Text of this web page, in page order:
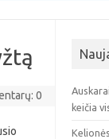
0
keičia